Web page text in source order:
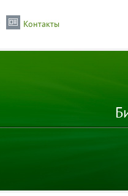
Контакты